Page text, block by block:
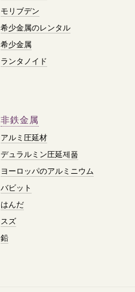
モリブデン
希少金属のレンタル
希少金属
ランタノイド
非鉄金属
アルミ圧延材
デュラルミン圧延제품
ヨーロッパのアルミニウム
バビット
はんだ
スズ
鉛